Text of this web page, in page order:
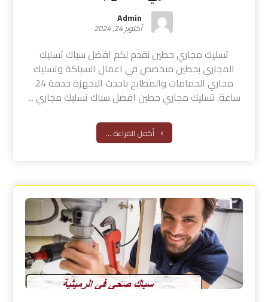
Admin
أكتوبر 24, 2024
تسليك مجاري حطين نقدم لكم افضل سباك تسليك
المجاري بحطين متخصص في اعمال السباكة وتسليك
مجاري الحمامات والمطابخ باحدث الاجهزة خدمة 24
ساعة. تسليك مجاري حطين افضل سباك تسليك مجاري ...
أكمل القراءة ...